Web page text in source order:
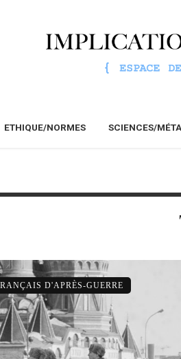
ETHIQUE/NORMES SCIENCES/
D'APRÈS-GUERRE